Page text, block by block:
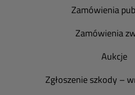
Zamówienia
Zamówienia
Aukcje
Zgłoszenie szkody –